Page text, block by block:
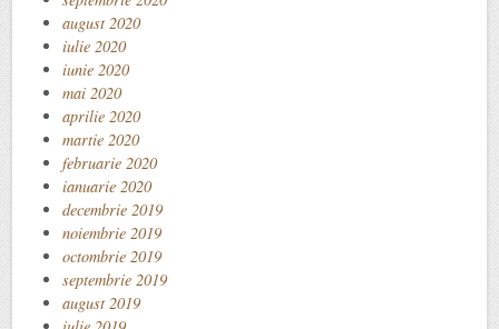
august 2020
iulie 2020
iunie 2020
mai 2020
aprilie 2020
martie 2020
februarie 2020
ianuarie 2020
decembrie 2019
noiembrie 2019
octombrie 2019
septembrie 2019
august 2019